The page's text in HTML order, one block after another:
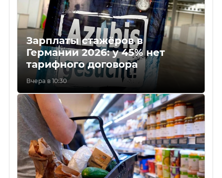
Зарплаты стажёров в
Германии 2026: у 45% нет
тарифного договора
Вчера в 10:30